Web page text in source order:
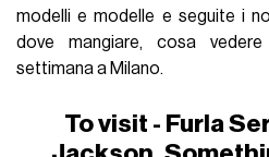
modelli e modelle e seguite i
dove mangiare, cosa
settimana a Milano.
To visit - Furla